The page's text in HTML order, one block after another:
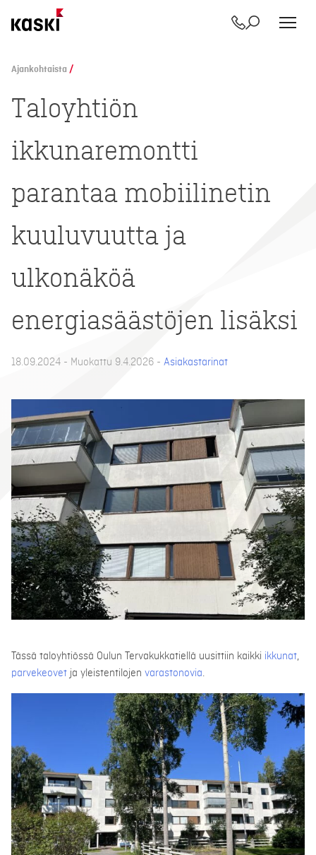
sisältöön
Yhteystiedot
Etsi
Ajankohtaista /
Taloyhtiön
ikkunaremontti
parantaa mobiilinetin
kuuluvuutta ja
ulkonäköä
energiasäästöjen lisäksi
18.09.2024 - Muokattu 9.4.2026 - Asiakastarinat
Tässä taloyhtiössä Oulun Tervakukkatiellä uusittiin kaikki ikkunat,
parvekeovet ja yleistentilojen varastonovia.